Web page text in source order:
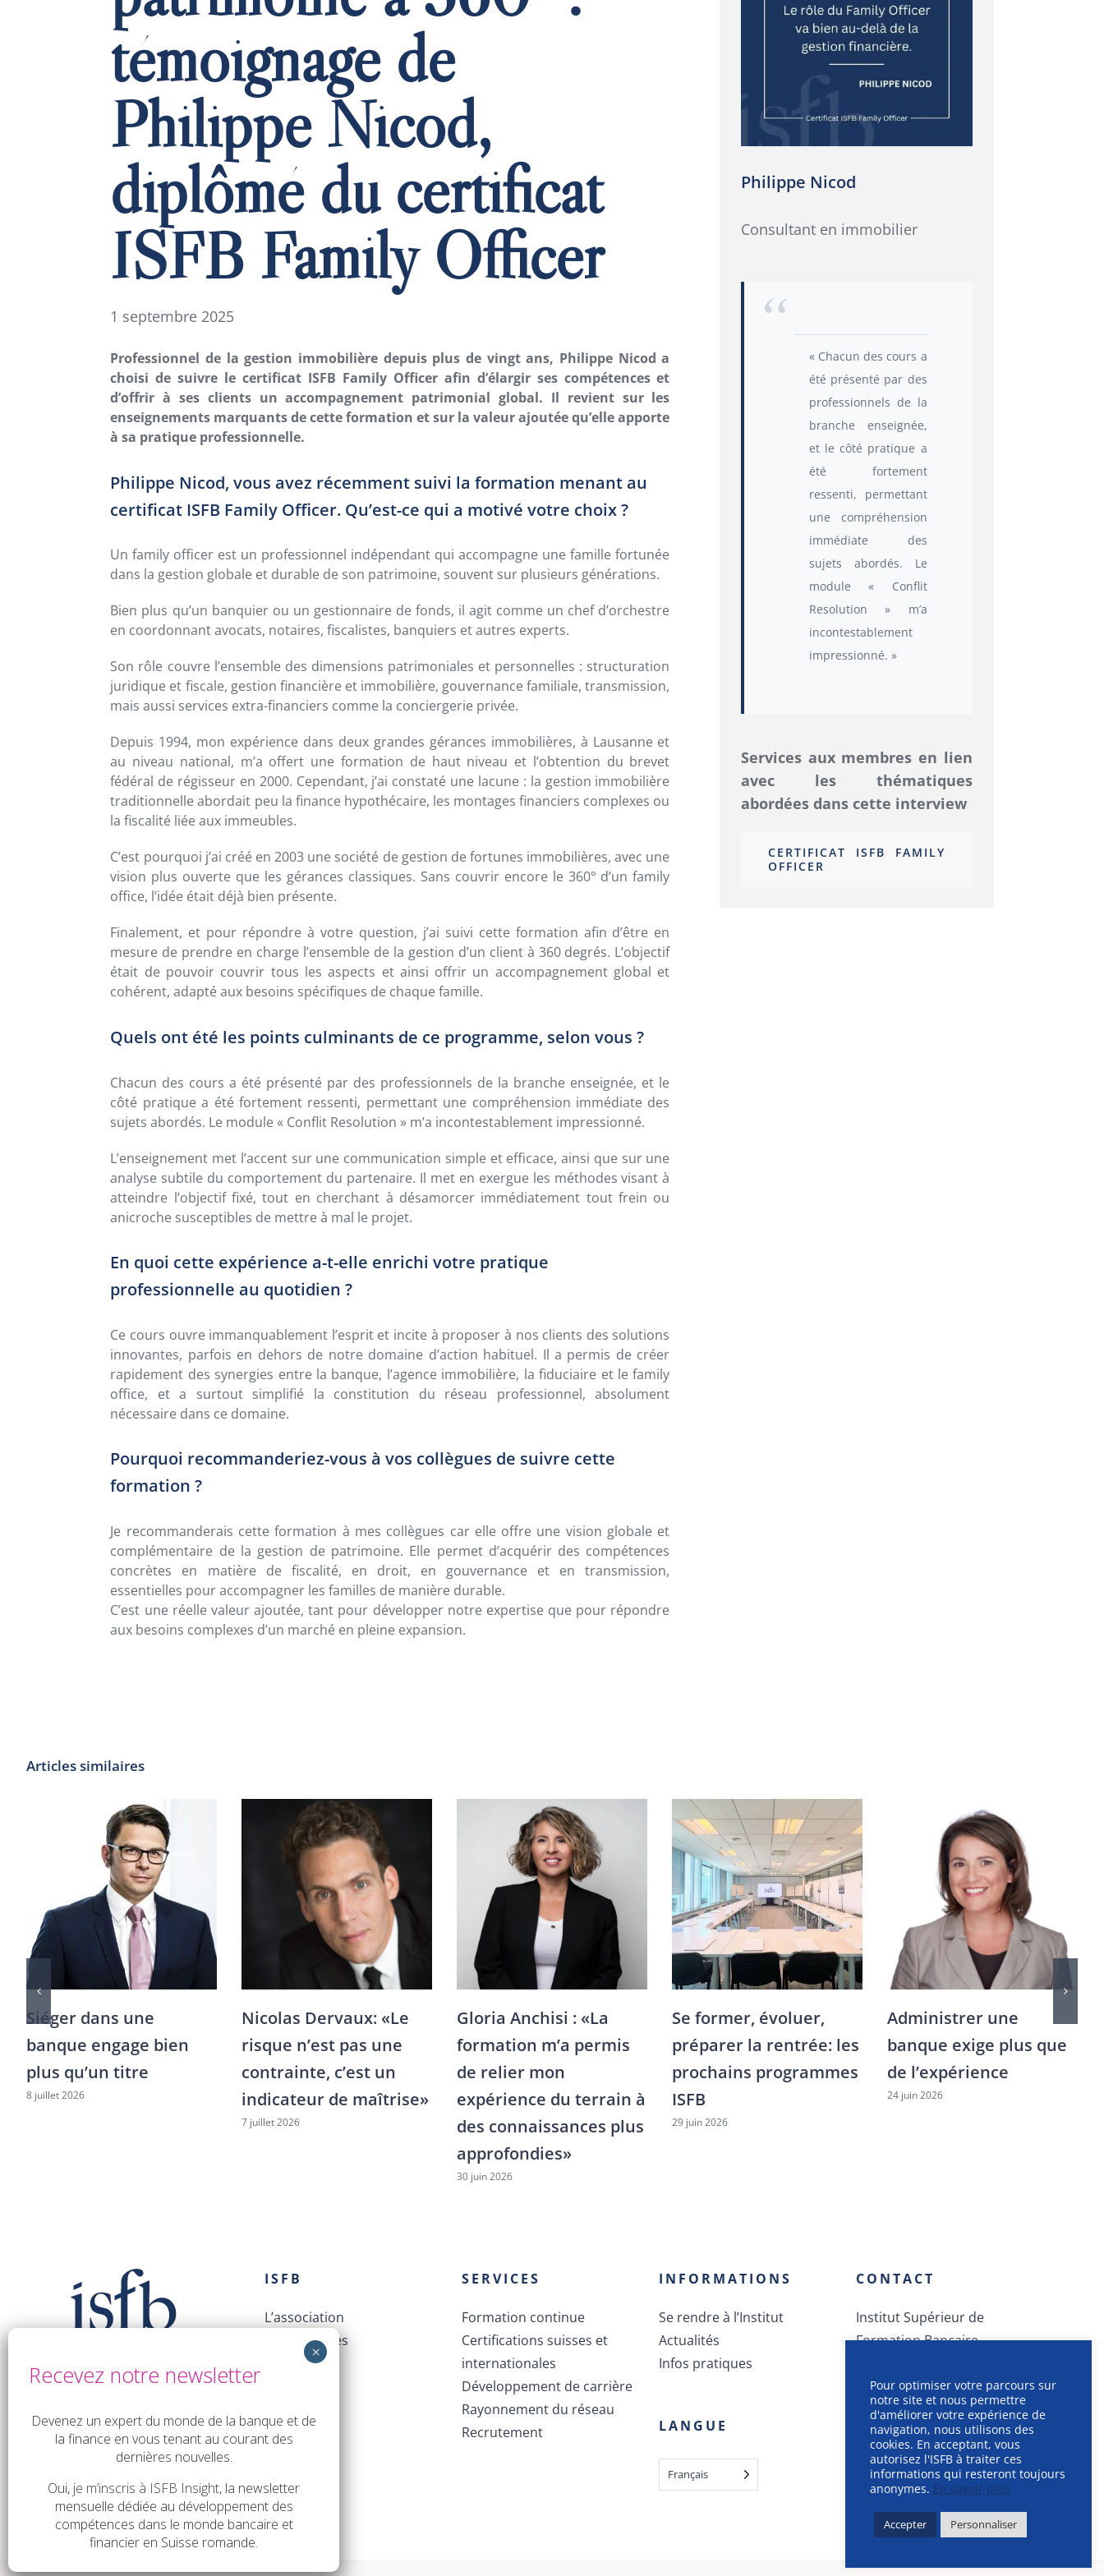
témoignage de
Philippe Nicod,
diplômé du certificat
ISFB Family Officer
1 septembre 2025
Professionnel de la gestion immobilière depuis plus de vingt ans, Philippe Nicod a
choisi de suivre le certificat ISFB Family Officer afin d’élargir ses compétences et
d’offrir à ses clients un accompagnement patrimonial global. Il revient sur les
enseignements marquants de cette formation et sur la valeur ajoutée qu’elle apporte
à sa pratique professionnelle.
Philippe Nicod, vous avez récemment suivi la formation menant au
certificat ISFB Family Officer. Qu’est-ce qui a motivé votre choix ?
Un family officer est un professionnel indépendant qui accompagne une famille fortunée
dans la gestion globale et durable de son patrimoine, souvent sur plusieurs générations.
Bien plus qu’un banquier ou un gestionnaire de fonds, il agit comme un chef d’orchestre
en coordonnant avocats, notaires, fiscalistes, banquiers et autres experts.
Son rôle couvre l’ensemble des dimensions patrimoniales et personnelles : structuration
juridique et fiscale, gestion financière et immobilière, gouvernance familiale, transmission,
mais aussi services extra-financiers comme la conciergerie privée.
Depuis 1994, mon expérience dans deux grandes gérances immobilières, à Lausanne et
au niveau national, m’a offert une formation de haut niveau et l’obtention du brevet
fédéral de régisseur en 2000. Cependant, j’ai constaté une lacune : la gestion immobilière
traditionnelle abordait peu la finance hypothécaire, les montages financiers complexes ou
la fiscalité liée aux immeubles.
C’est pourquoi j’ai créé en 2003 une société de gestion de fortunes immobilières, avec une
vision plus ouverte que les gérances classiques. Sans couvrir encore le 360° d’un family
office, l’idée était déjà bien présente.
Finalement, et pour répondre à votre question, j’ai suivi cette formation afin d’être en
mesure de prendre en charge l’ensemble de la gestion d’un client à 360 degrés. L’objectif
était de pouvoir couvrir tous les aspects et ainsi offrir un accompagnement global et
cohérent, adapté aux besoins spécifiques de chaque famille.
Quels ont été les points culminants de ce programme, selon vous ?
Chacun des cours a été présenté par des professionnels de la branche enseignée, et le
côté pratique a été fortement ressenti, permettant une compréhension immédiate des
sujets abordés. Le module « Conflit Resolution » m’a incontestablement impressionné.
L’enseignement met l’accent sur une communication simple et efficace, ainsi que sur une
analyse subtile du comportement du partenaire. Il met en exergue les méthodes visant à
atteindre l’objectif fixé, tout en cherchant à désamorcer immédiatement tout frein ou
anicroche susceptibles de mettre à mal le projet.
En quoi cette expérience a-t-elle enrichi votre pratique
professionnelle au quotidien ?
Ce cours ouvre immanquablement l’esprit et incite à proposer à nos clients des solutions
innovantes, parfois en dehors de notre domaine d’action habituel. Il a permis de créer
rapidement des synergies entre la banque, l’agence immobilière, la fiduciaire et le family
office, et a surtout simplifié la constitution du réseau professionnel, absolument
nécessaire dans ce domaine.
Pourquoi recommanderiez-vous à vos collègues de suivre cette
formation ?
Je recommanderais cette formation à mes collègues car elle offre une vision globale et
complémentaire de la gestion de patrimoine. Elle permet d’acquérir des compétences
concrètes en matière de fiscalité, en droit, en gouvernance et en transmission,
essentielles pour accompagner les familles de manière durable.
C’est une réelle valeur ajoutée, tant pour développer notre expertise que pour répondre
aux besoins complexes d’un marché en pleine expansion.
Philippe Nicod
Consultant en immobilier
« Chacun des cours a
été présenté par des
professionnels de la
branche enseignée,
et le côté pratique a
été fortement
ressenti, permettant
une compréhension
immédiate des
sujets abordés. Le
module « Conflit
Resolution » m’a
incontestablement
impressionné. »
Services aux membres en lien
avec les thématiques
abordées dans cette interview
CERTIFICAT ISFB FAMILY
OFFICER
Articles similaires
Siéger dans une
banque engage bien
plus qu’un titre
8 juillet 2026
Nicolas Dervaux: «Le
risque n’est pas une
contrainte, c’est un
indicateur de maîtrise»
7 juillet 2026
Gloria Anchisi : «La
formation m’a permis
de relier mon
expérience du terrain à
des connaissances plus
approfondies»
30 juin 2026
Se former, évoluer,
préparer la rentrée: les
prochains programmes
ISFB
29 juin 2026
Administrer une
banque exige plus que
de l’expérience
24 juin 2026
ISFB
L’association
Les membres
Le Conseil
SERVICES
Formation continue
Certifications suisses et
internationales
Développement de carrière
Rayonnement du réseau
Recrutement
INFORMATIONS
Se rendre à l’Institut
Actualités
Infos pratiques
LANGUE
Français
CONTACT
Institut Supérieur de
Formation Bancaire
CH-1212 Grand-Lancy
+41.58.414.40.40
info AT isfb.ch
Pour optimiser votre parcours sur
notre site et nous permettre
d'améliorer votre expérience de
navigation, nous utilisons des
cookies. En acceptant, vous
autorisez l'ISFB à traiter ces
informations qui resteront toujours
anonymes. En savoir plus
Accepter Personnaliser
Devenez un expert du monde de la banque et de
la finance en vous tenant au courant des
dernières nouvelles.
Oui, je m’inscris à ISFB Insight, la newsletter
mensuelle dédiée au développement des
compétences dans le monde bancaire et
financier en Suisse romande.